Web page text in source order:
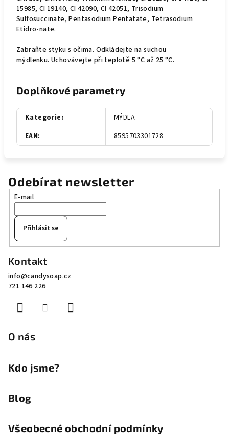
15985, CI 19140, CI 42090, CI 42051, Trisodium
Sulfosuccinate, Pentasodium Pentatate, Tetrasodium
Etidro-nate.
Zabraňte styku s očima. Odkládejte na suchou
mýdlenku. Uchovávejte při teplotě 5 °C až 25 °C.
Doplňkové parametry
Kategorie:
MÝDLA
EAN: 8595703301728
Odebírat newsletter
E-mail
Přihlásit se
Kontakt
info@candysoap.cz
721 146 226
O nás
Kdo jsme?
Blog
Všeobecné obchodní podmínky